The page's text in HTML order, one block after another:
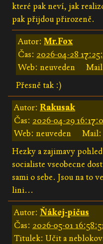
které pak neví, jak
pak přijdou přirozeně.
Autor:Mr.Fox
Čas: 2026-04-28
Web: neuveden
Přesně tak :)
Autor: Rakusak
Čas: 2026-04-29
Web: neuveden
Mail:
Hezky a zajimavy
socialiste vseobecne
sami o sebe. Jsou na to
lini...
Autor: Ňákej-pičus
Čas: 2026-05-01
Titulek: Učit a